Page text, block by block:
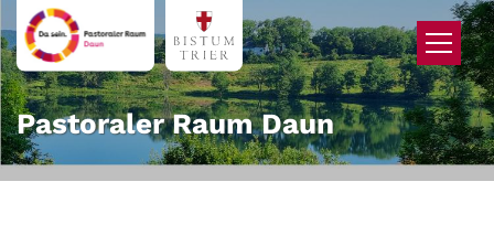
Zum Inhalt springen
Pastoraler Raum Daun